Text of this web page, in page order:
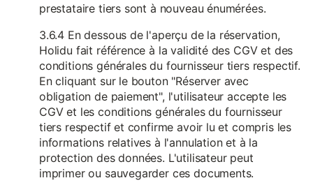
prestataire tiers sont à nouveau énumérées.
3.6.4 En dessous de l'aperçu de la réservation,
Holidu fait référence à la validité des CGV et des
conditions générales du fournisseur tiers respectif.
En cliquant sur le bouton "Réserver avec
obligation de paiement", l'utilisateur accepte les
CGV et les conditions générales du fournisseur
tiers respectif et confirme avoir lu et compris les
informations relatives à l'annulation et à la
protection des données. L'utilisateur peut
imprimer ou sauvegarder ces documents.